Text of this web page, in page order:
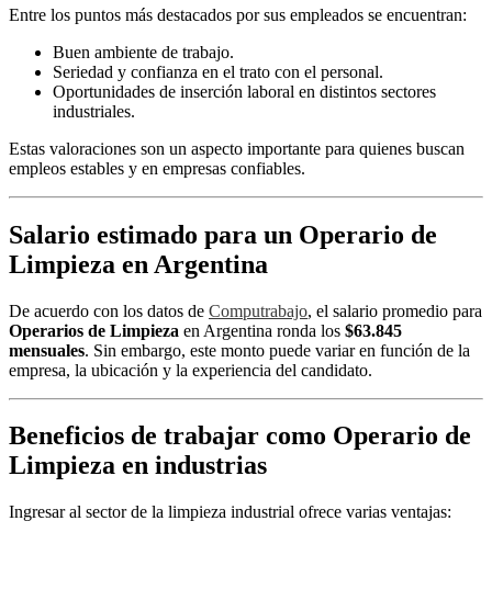
Entre los puntos más destacados por sus empleados se encuentran:
Buen ambiente de trabajo.
Seriedad y confianza en el trato con el personal.
Oportunidades de inserción laboral en distintos sectores
industriales.
Estas valoraciones son un aspecto importante para quienes buscan
empleos estables y en empresas confiables.
Salario estimado para un Operario de
Limpieza en Argentina
De acuerdo con los datos de Computrabajo, el salario promedio para
Operarios de Limpieza en Argentina ronda los $63.845
mensuales. Sin embargo, este monto puede variar en función de la
empresa, la ubicación y la experiencia del candidato.
Beneficios de trabajar como Operario de
Limpieza en industrias
Ingresar al sector de la limpieza industrial ofrece varias ventajas: